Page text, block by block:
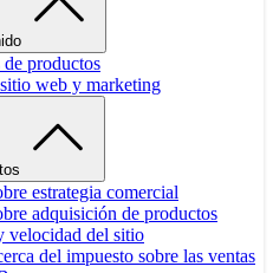
productos
web y marketing
estrategia comercial
adquisición de productos
velocidad del sitio
del impuesto sobre las ventas